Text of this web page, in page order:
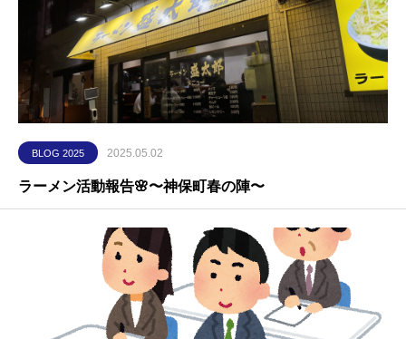
BLOG 2025 2025.05.02
ラーメン活動報告🌸〜神保町春の陣〜